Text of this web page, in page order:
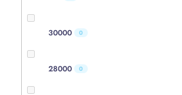
30000 0
28000 0